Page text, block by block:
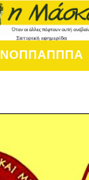
ΝΟΠΠΑΠΠΠΑ